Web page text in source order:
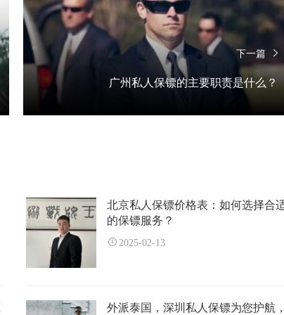
下一篇
广州私人保镖的主要职责是什么？
北京私人保镖价格表：如何选择合
的保镖服务？
2025-02-13
外派泰国，深圳私人保镖为您护航